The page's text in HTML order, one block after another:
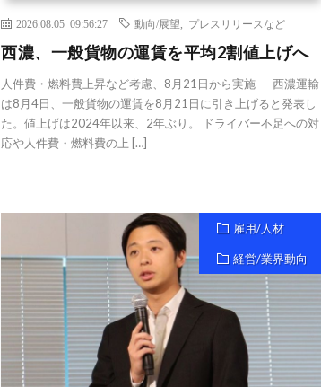
2026.08.05 09:56:27 動向/展望 プレスリリースなど
西濃、一般貨物の運賃を平均2割値上げへ
人件費・燃料費上昇など考慮、8月21日から実施 西濃運輸
は8月4日、一般貨物の運賃を8月21日に引き上げると発表し
た。値上げは2024年以来、2年ぶり。 ドライバー不足への対
応や人件費・燃料費の上 […]
雇用/人材
経営/業界動向